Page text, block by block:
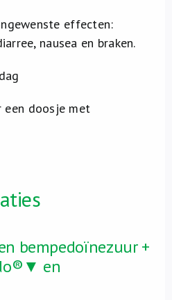
effecten:
nausea en braken.
een doosje met
bempedoïnezuur +
en